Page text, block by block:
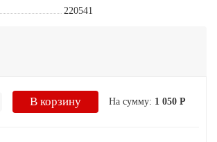
220541
В корзину На сумму: 1 050 Р